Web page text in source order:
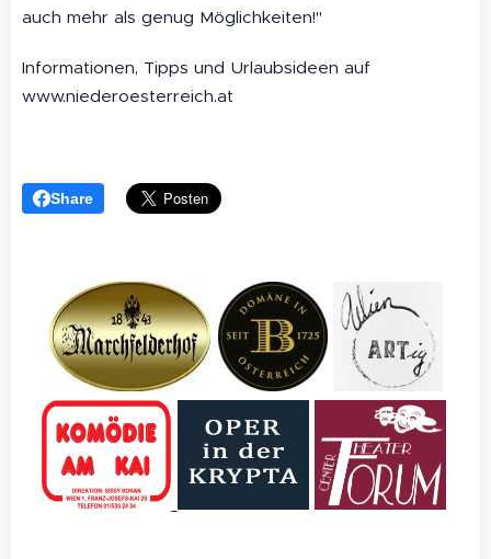
auch mehr als genug Möglichkeiten!"
Informationen, Tipps und Urlaubsideen auf
www.niederoesterreich.at
Share